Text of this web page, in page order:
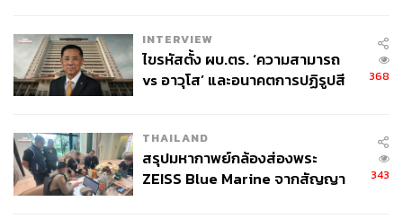
INTERVIEW
ไขรหัสตั้ง ผบ.ตร. ‘ความสามารถ
vs อาวุโส’ และอนาคตการปฏิรูปสี
368
THAILAND
สรุปมหากาพย์กล้องส่องพระ
ZEISS Blue Marine จากสัญญา
343